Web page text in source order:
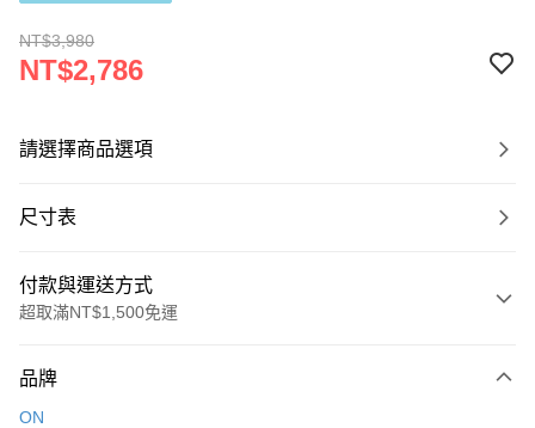
NT$3,980
NT$2,786
請選擇商品選項
尺寸表
付款與運送方式
超取滿NT$1,500免運
信用卡一次付款
品牌
ON